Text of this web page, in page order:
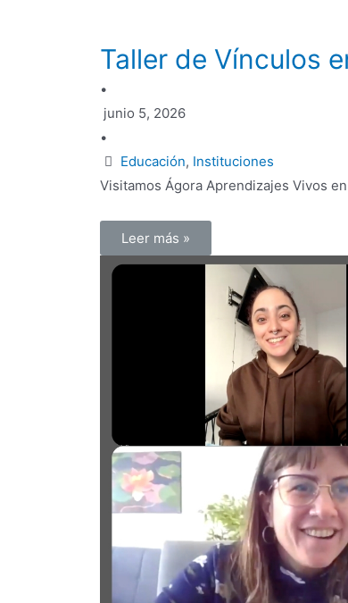
Taller de Vínculos
•
junio 5, 2026
•
Educación, Instituciones
Visitamos Ágora Aprendizajes Vivos
Leer más »